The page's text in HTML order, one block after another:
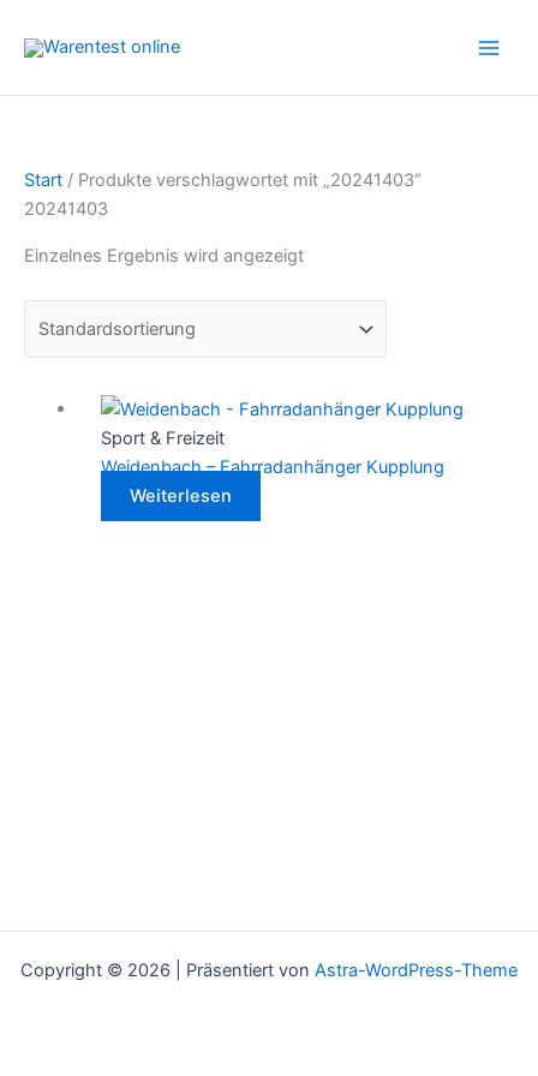
Inhalt
Start / Produkte verschlagwortet mit „20241403“
20241403
Einzelnes Ergebnis wird angezeigt
Sport & Freizeit
Weidenbach – Fahrradanhänger Kupplung
Weiterlesen
Copyright © 2026 | Präsentiert von Astra-WordPress-Theme